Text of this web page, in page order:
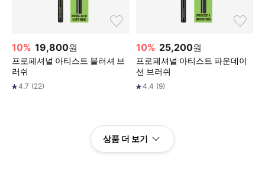
10% 19,800원
프로페셔널 아티스트 블러셔 브
러쉬
4.7 (22)
10% 25,200원
프로페셔널 아티스트 파운데이
션 브러쉬
4.4 (9)
상품 더 보기